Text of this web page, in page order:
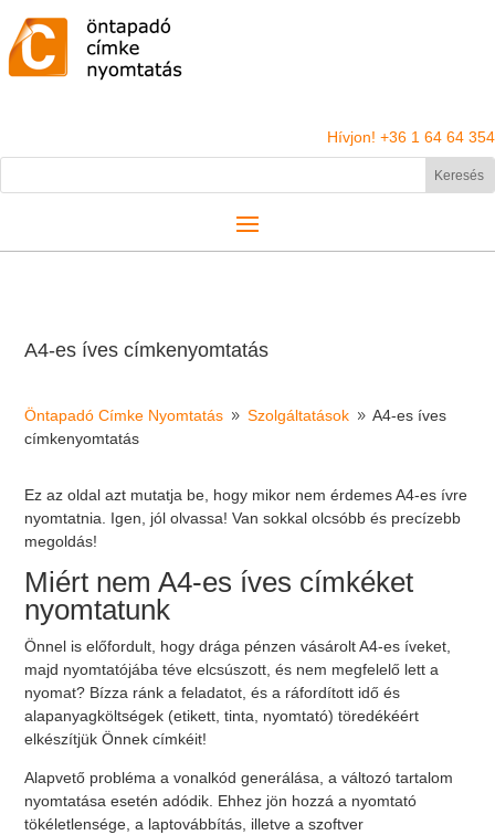
Hívjon! +36 1 64 64 354
A4-es íves címkenyomtatás
Öntapadó Címke Nyomtatás 9 Szolgáltatások 9 A4-es íves
címkenyomtatás
Ez az oldal azt mutatja be, hogy mikor nem érdemes A4-es ívre
nyomtatnia. Igen, jól olvassa! Van sokkal olcsóbb és precízebb
megoldás!
Miért nem A4-es íves címkéket
nyomtatunk
Önnel is előfordult, hogy drága pénzen vásárolt A4-es íveket,
majd nyomtatójába téve elcsúszott, és nem megfelelő lett a
nyomat? Bízza ránk a feladatot, és a ráfordított idő és
alapanyagköltségek (etikett, tinta, nyomtató) töredékéért
elkészítjük Önnek címkéit!
Alapvető probléma a vonalkód generálása, a változó tartalom
nyomtatása esetén adódik. Ehhez jön hozzá a nyomtató
tökéletlensége, a laptovábbítás, illetve a szoftver